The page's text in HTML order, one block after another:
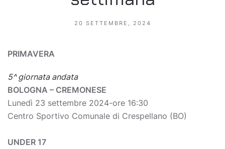
20 SETTEMBRE, 2024
PRIMAVERA
5^ giornata andata
BOLOGNA – CREMONESE
Lunedì 23 settembre 2024-ore 16:30
Centro Sportivo Comunale di Crespellano (BO)
UNDER 17